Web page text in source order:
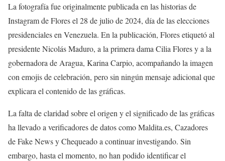
La fotografía fue originalmente publicada en las historias de
Instagram de Flores el 28 de julio de 2024, día de las elecciones
presidenciales en Venezuela. En la publicación, Flores etiquetó al
presidente Nicolás Maduro, a la primera dama Cilia Flores y a la
gobernadora de Aragua, Karina Carpio, acompañando la imagen
con emojis de celebración, pero sin ningún mensaje adicional que
explicara el contenido de las gráficas.
La falta de claridad sobre el origen y el significado de las gráficas
ha llevado a verificadores de datos como Maldita.es, Cazadores
de Fake News y Chequeado a continuar investigando. Sin
embargo, hasta el momento, no han podido identificar el